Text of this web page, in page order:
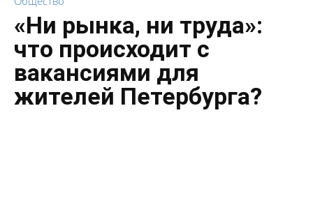
«Ни рынка, ни труда»:
что происходит с
вакансиями для
жителей Петербурга?